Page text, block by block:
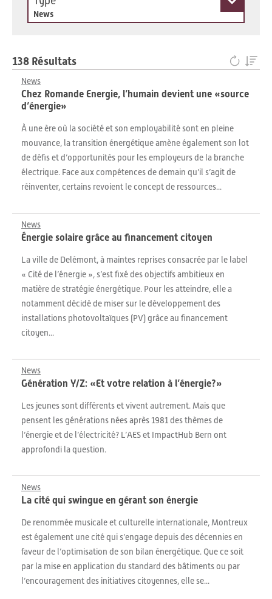
News
138 Résultats
News
Chez Romande Energie, l’humain devient une «source
d’énergie»
À une ère où la société et son employabilité sont en pleine
mouvance, la transition énergétique amène également son lot
de défis et d’opportunités pour les employeurs de la branche
électrique. Face aux compétences de demain qu’il s’agit de
réinventer, certains revoient le concept de ressources...
News
Énergie solaire grâce au financement citoyen
La ville de Delémont, à maintes reprises consacrée par le label
« Cité de l’énergie », s’est fixé des objectifs ambitieux en
matière de stratégie énergétique. Pour les atteindre, elle a
notamment décidé de miser sur le développement des
installations photovoltaïques (PV) grâce au financement
citoyen...
News
Génération Y/Z: «Et votre relation à l’énergie?»
Les jeunes sont différents et vivent autrement. Mais que
pensent les générations nées après 1981 des thèmes de
l’énergie et de l’électricité? L’AES et ImpactHub Bern ont
approfondi la question.
News
La cité qui swingue en gérant son énergie
De renommée musicale et culturelle internationale, Montreux
est également une cité qui s’engage depuis des décennies en
faveur de l’optimisation de son bilan énergétique. Que ce soit
par la mise en application du standard des bâtiments ou par
l’encouragement des initiatives citoyennes, elle se...